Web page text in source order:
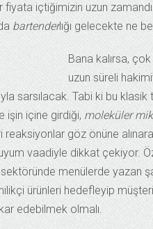
fiyata içtiğimizin uzun
bartenderlığı gelecekte ne
Bana kalırsa,
uzun süreli
sarsılacak. Tabi ki bu
işin içine girdiği, moleküler
göz önüne
vaadiyle dikkat çekiyor.
menülerde yazan
ürünleri hedefleyip
edebilmek olmalı.